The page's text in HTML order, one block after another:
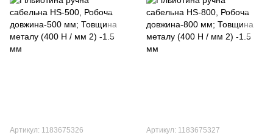
Артикул: 1183675326 Артикул: 1183675327